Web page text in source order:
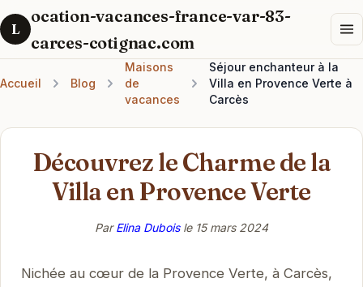
L
ocation-vacances-france-var-83-
carces-cotignac.com
Accueil Blog
Maisons
de
vacances
Séjour enchanteur à la
Villa en Provence Verte à
Carcès
Découvrez le Charme de la
Villa en Provence Verte
ParElina Duboisle 15 mars 2024
Nichée au cœur de la Provence Verte, à Carcès,